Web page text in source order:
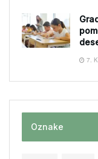
7.
Oznake